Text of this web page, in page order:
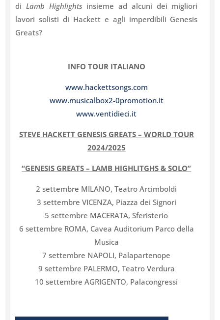
di Lamb Highlights insieme ad alcuni dei migliori
lavori solisti di Hackett e agli imperdibili Genesis
Greats?
INFO TOUR ITALIANO
www.hackettsongs.com
www.musicalbox2-0promotion.it
www.ventidieci.it
STEVE HACKETT GENESIS GREATS – WORLD TOUR
2024/2025
“GENESIS GREATS – LAMB HIGHLITGHS & SOLO”
2 settembre MILANO, Teatro Arcimboldi
3 settembre VICENZA, Piazza dei Signori
5 settembre MACERATA, Sferisterio
6 settembre ROMA, Cavea Auditorium Parco della
Musica
7 settembre NAPOLI, Palapartenope
9 settembre PALERMO, Teatro Verdura
10 settembre AGRIGENTO, Palacongressi